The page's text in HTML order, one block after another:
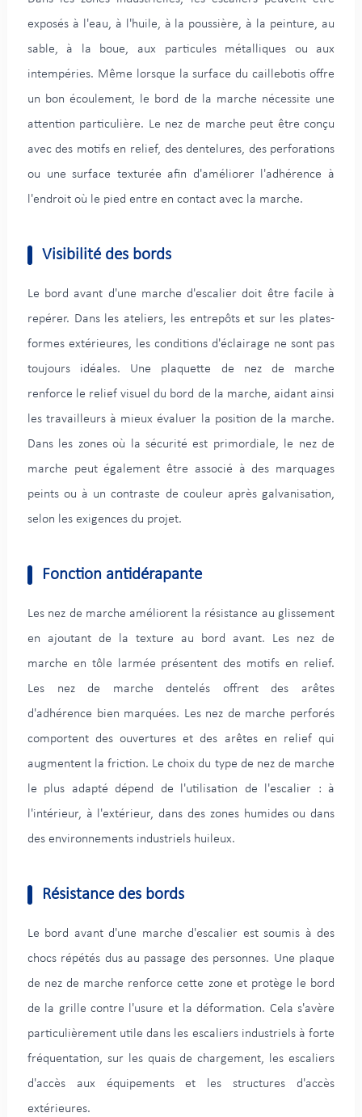
exposés à l'eau, à l'huile, à la poussière, à la peinture, au
sable, à la boue, aux particules métalliques ou aux
intempéries. Même lorsque la surface du caillebotis offre
un bon écoulement, le bord de la marche nécessite une
attention particulière. Le nez de marche peut être conçu
avec des motifs en relief, des dentelures, des perforations
ou une surface texturée afin d'améliorer l'adhérence à
l'endroit où le pied entre en contact avec la marche.
Visibilité des bords
Le bord avant d'une marche d'escalier doit être facile à
repérer. Dans les ateliers, les entrepôts et sur les plates-
formes extérieures, les conditions d'éclairage ne sont pas
toujours idéales. Une plaquette de nez de marche
renforce le relief visuel du bord de la marche, aidant ainsi
les travailleurs à mieux évaluer la position de la marche.
Dans les zones où la sécurité est primordiale, le nez de
marche peut également être associé à des marquages
peints ou à un contraste de couleur après galvanisation,
selon les exigences du projet.
Fonction antidérapante
Les nez de marche améliorent la résistance au glissement
en ajoutant de la texture au bord avant. Les nez de
marche en tôle larmée présentent des motifs en relief.
Les nez de marche dentelés offrent des arêtes
d'adhérence bien marquées. Les nez de marche perforés
comportent des ouvertures et des arêtes en relief qui
augmentent la friction. Le choix du type de nez de marche
le plus adapté dépend de l'utilisation de l'escalier : à
l'intérieur, à l'extérieur, dans des zones humides ou dans
des environnements industriels huileux.
Résistance des bords
Le bord avant d'une marche d'escalier est soumis à des
chocs répétés dus au passage des personnes. Une plaque
de nez de marche renforce cette zone et protège le bord
de la grille contre l'usure et la déformation. Cela s'avère
particulièrement utile dans les escaliers industriels à forte
fréquentation, sur les quais de chargement, les escaliers
d'accès aux équipements et les structures d'accès
extérieures.